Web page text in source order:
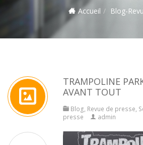
Accueil Blog-
TRAMPOLINE
AVANT TOUT
Blog, Revue de presse,
presse
admin